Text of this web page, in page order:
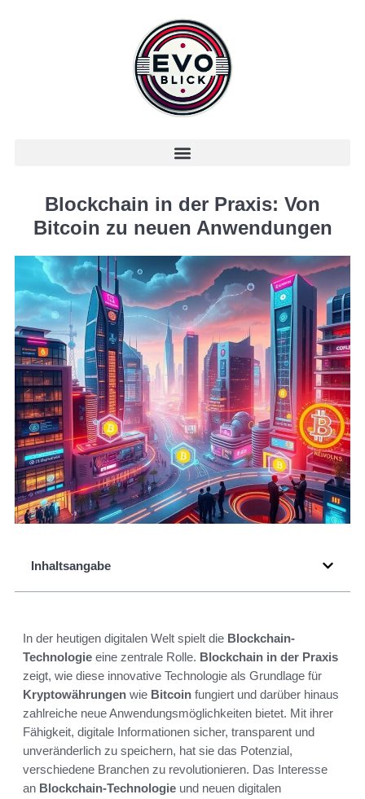
Blockchain in der Praxis: Von
Bitcoin zu neuen Anwendungen
Inhaltsangabe
In der heutigen digitalen Welt spielt die Blockchain-
Technologie eine zentrale Rolle. Blockchain in der Praxis
zeigt, wie diese innovative Technologie als Grundlage für
Kryptowährungen wie Bitcoin fungiert und darüber hinaus
zahlreiche neue Anwendungsmöglichkeiten bietet. Mit ihrer
Fähigkeit, digitale Informationen sicher, transparent und
unveränderlich zu speichern, hat sie das Potenzial,
verschiedene Branchen zu revolutionieren. Das Interesse
an Blockchain-Technologie und neuen digitalen